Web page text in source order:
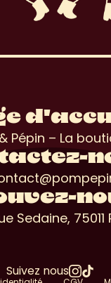
Pépin – La
Sedaine, 75011
Suivez nous